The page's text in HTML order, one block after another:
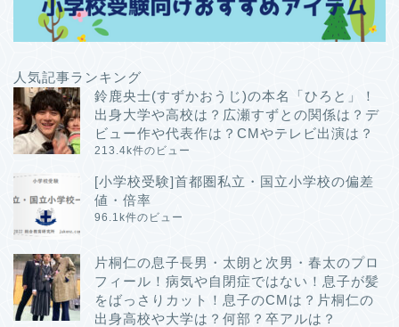
人気記事ランキング
鈴鹿央士(すずかおうじ)の本名「ひろと」！
出身大学や高校は？広瀬すずとの関係は？デ
ビュー作や代表作は？CMやテレビ出演は？
213.4k件のビュー
[小学校受験]首都圏私立・国立小学校の偏差
値・倍率
96.1k件のビュー
片桐仁の息子長男・太朗と次男・春太のプロ
フィール！病気や自閉症ではない！息子が髪
をばっさりカット！息子のCMは？片桐仁の
出身高校や大学は？何部？卒アルは？